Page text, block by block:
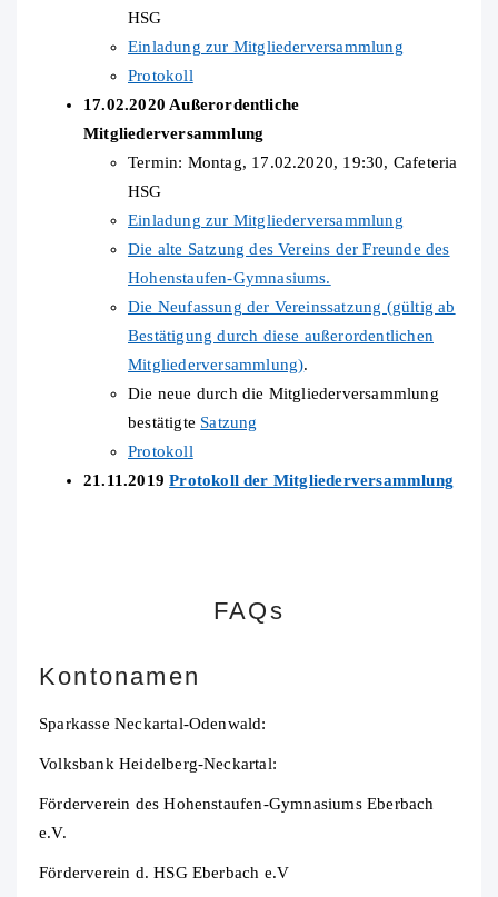
HSG
Einladung zur Mitgliederversammlung
Protokoll
17.02.2020 Außerordentliche
Mitgliederversammlung
Termin: Montag, 17.02.2020, 19:30, Cafeteria
HSG
Einladung zur Mitgliederversammlung
Die alte Satzung des Vereins der Freunde des
Hohenstaufen-Gymnasiums.
Die Neufassung der Vereinssatzung (gültig ab
Bestätigung durch diese außerordentlichen
Mitgliederversammlung).
Die neue durch die Mitgliederversammlung
bestätigte Satzung
Protokoll
21.11.2019Protokoll der Mitgliederversammlung
FAQs
Kontonamen
Sparkasse Neckartal-Odenwald:
Volksbank Heidelberg-Neckartal:
Förderverein des Hohenstaufen-Gymnasiums Eberbach
e.V.
Förderverein d. HSG Eberbach e.V